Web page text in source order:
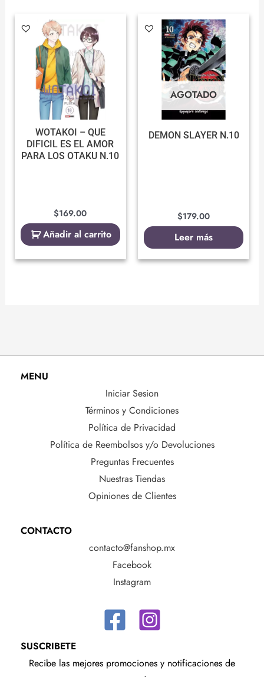
WOTAKOI – QUE
DIFICIL ES EL AMOR
PARA LOS OTAKU N.10
$169.00
Añadir al carrito
AGOTADO
DEMON SLAYER N.10
$179.00
Leer más
MENU
Iniciar Sesion
Términos y Condiciones
Política de Privacidad
Política de Reembolsos y/o Devoluciones
Preguntas Frecuentes
Nuestras Tiendas
Opiniones de Clientes
CONTACTO
contacto@fanshop.mx
Facebook
Instagram
SUSCRIBETE
Recibe las mejores promociones y notificaciones de